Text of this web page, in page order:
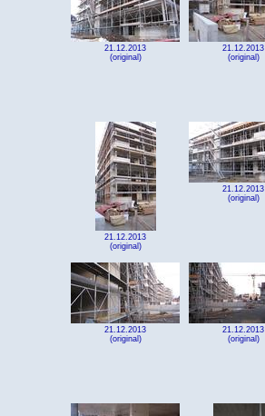
21.12.2013
(original)
21.12.2013
(original)
21.12.2013
(original)
21.12.2013
(original)
21.12.2013
(original)
21.12.2013
(original)